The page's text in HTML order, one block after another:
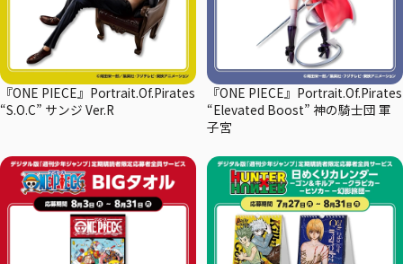
『ONE PIECE』Portrait.Of.Pirates
“S.O.C” サンジ Ver.R
『ONE PIECE』Portrait.Of.Pirates
“Elevated Boost” 神の騎士団 軍
子宮